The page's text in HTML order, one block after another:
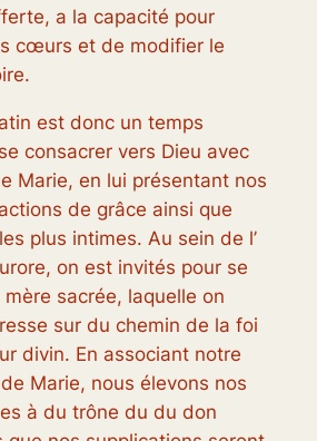
a la capacité pour
cœurs et de modifier le
est donc un temps
consacrer vers Dieu avec
Marie, en lui présentant nos
de grâce ainsi que
plus intimes. Au sein de l’
on est invités pour se
sacrée, laquelle on
sur du chemin de la foi
divin. En associant notre
Marie, nous élevons nos
à du trône du du don